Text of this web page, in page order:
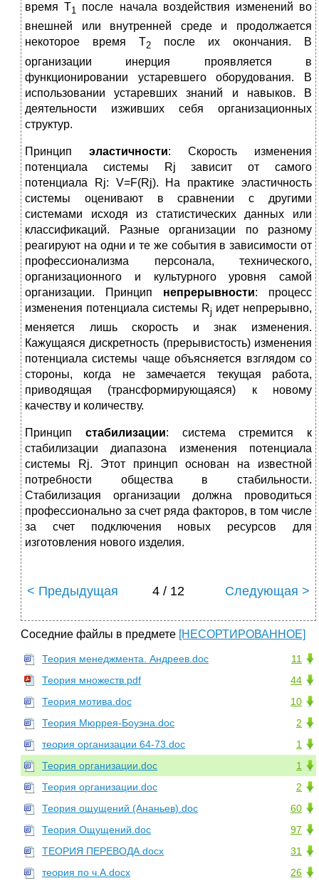
время T1 после начала воздействия изменений во
внешней или внутренней среде и продолжается
некоторое время T2 после их окончания. В
организации инерция проявляется в
функционировании устаревшего оборудования. В
использовании устаревших знаний и навыков. В
деятельности изживших себя организационных
структур.
Принцип эластичности: Скорость изменения
потенциала системы Rj зависит от самого
потенциала Rj: V=F(Rj). На практике эластичность
системы оценивают в сравнении с другими
системами исходя из статистических данных или
классификаций. Разные организации по разному
реагируют на одни и те же события в зависимости от
профессионализма персонала, технического,
организационного и культурного уровня самой
организации. Принцип непрерывности: процесс
изменения потенциала системы Rj идет непрерывно,
меняется лишь скорость и знак изменения.
Кажущаяся дискретность (прерывистость) изменения
потенциала системы чаще объясняется взглядом со
стороны, когда не замечается текущая работа,
приводящая (трансформирующаяся) к новому
качеству и количеству.
Принцип стабилизации: система стремится к
стабилизации диапазона изменения потенциала
системы Rj. Этот принцип основан на известной
потребности общества в стабильности.
Стабилизация организации должна проводиться
профессионально за счет ряда факторов, в том числе
за счет подключения новых ресурсов для
изготовления нового изделия.
< Предыдущая 4 / 12 Следующая >
Соседние файлы в предмете [НЕСОРТИРОВАННОЕ]
11
Теория менеджмента. Андреев.doc
44
Теория множеств.pdf
10
Теория мотива.doc
2
Теория Мюррея-Боуэна.doc
1
теория организации 64-73.doc
1
Теория организации.doc
2
Теория организации.doc
60
Теория ощущений (Ананьев).doc
97
Теория Ощущений.doc
31
ТЕОРИЯ ПЕРЕВОДА.docx
26
теория по ч.А.docx